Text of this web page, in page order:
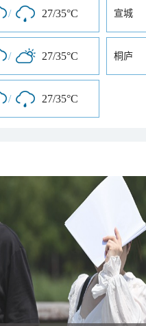
/ 27/35°C 宣城
/ 27/35°C 桐庐
/ 27/35°C